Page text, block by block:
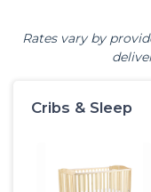
Rates vary by
Cribs & Sleep